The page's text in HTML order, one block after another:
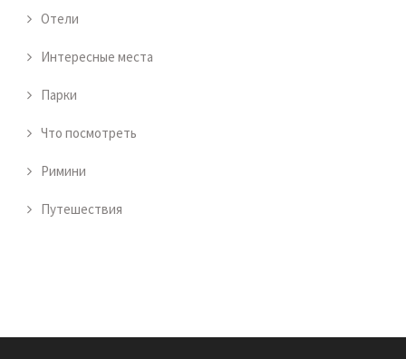
Отели
Интересные места
Парки
Что посмотреть
Римини
Путешествия